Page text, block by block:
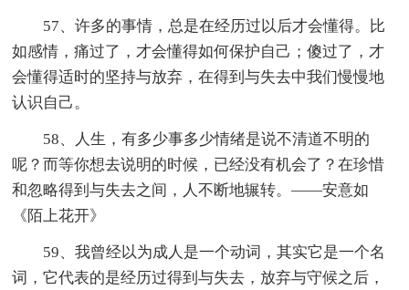
57、许多的事情，总是在经历过以后才会懂得。比
如感情，痛过了，才会懂得如何保护自己；傻过了，才
会懂得适时的坚持与放弃，在得到与失去中我们慢慢地
认识自己。
58、人生，有多少事多少情绪是说不清道不明的
呢？而等你想去说明的时候，已经没有机会了？在珍惜
和忽略得到与失去之间，人不断地辗转。——安意如
《陌上花开》
59、我曾经以为成人是一个动词，其实它是一个名
词，它代表的是经历过得到与失去，放弃与守候之后，